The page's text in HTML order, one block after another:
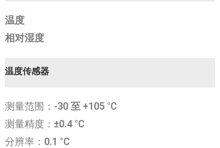
温度
相对湿度
温度传感器
测量范围： -30 至 +105 °C
测量精度： ±0.4 °C
分辨率： 0.1 °C